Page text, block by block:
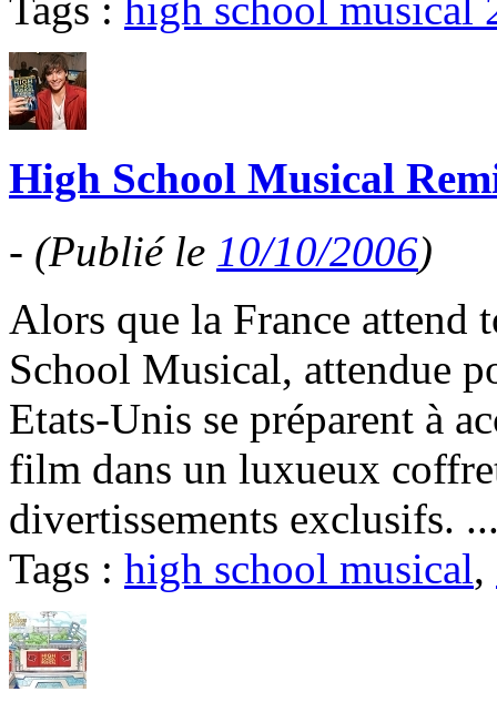
High School Musical
- (Publié le 10/10/2006)
Alors que la France
School Musical, attendue
Etats-Unis se préparent à
film dans un luxueux
divertissements exclusifs.
Tags : high school musical,